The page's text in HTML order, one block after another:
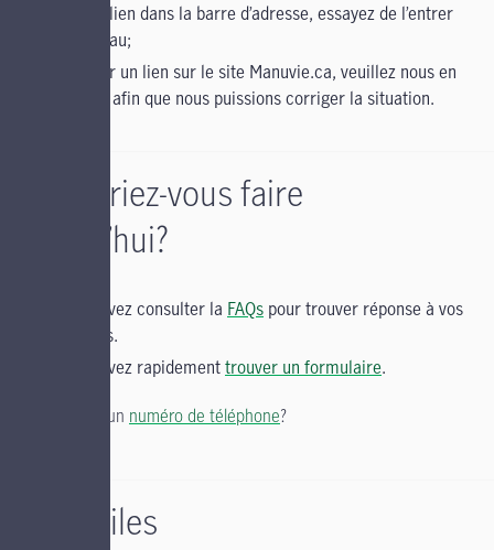
entré un lien dans la barre d’adresse, essayez de l’entrer
de nouveau;
cliqué sur un lien sur le site Manuvie.ca, veuillez nous en
informer afin que nous puissions corriger la situation.
Qu’aimeriez-vous faire
aujourd’hui?
Vous pouvez consulter la FAQs pour trouver réponse à vos
questions.
Vous pouvez rapidementtrouver un formulaire.
Vous cherchez un numéro de téléphone?
Liens utiles